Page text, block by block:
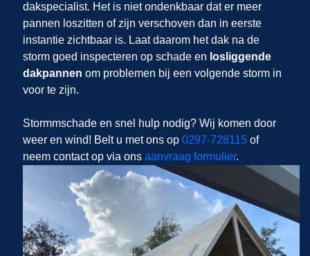
dakspecialist. Het is niet ondenkbaar dat er meer
pannen loszitten of zijn verschoven dan in eerste
instantie zichtbaar is. Laat daarom het dak na de
storm goed inspecteren op schade en losliggende
dakpannen om problemen bij een volgende storm in
voor te zijn.
Stormmschade en snel hulp nodig? Wij komen door
weer en wind! Belt u met ons op 0297-728115of
neem contact op via ons aanvraag formulier.